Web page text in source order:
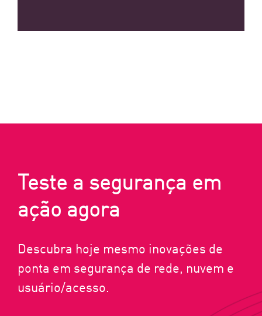
Teste a segurança em
ação agora
Descubra hoje mesmo inovações de
ponta em segurança de rede, nuvem e
usuário/acesso.